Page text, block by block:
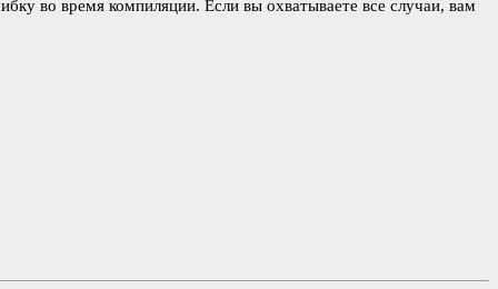
во время компиляции. Если вы охватываете все случаи, вам